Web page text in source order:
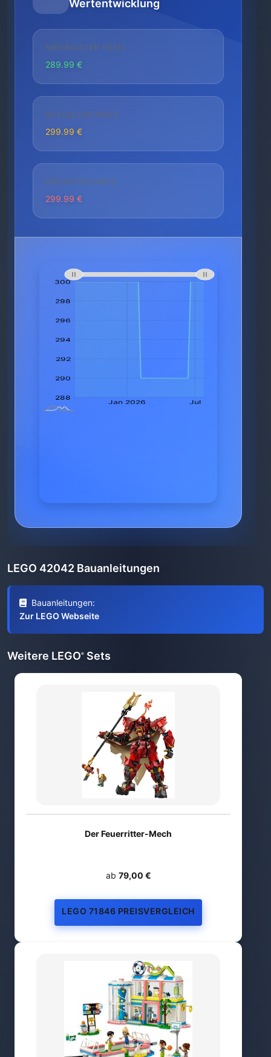
Wertentwicklung
NIEDRIGSTER PREIS
289.99 €
AKTUELLER PREIS
299.99 €
HÖCHSTER PREIS
299.99 €
LEGO 42042 Bauanleitungen
Bauanleitungen:
Zur LEGO Webseite
Weitere LEGO® Sets
Der Feuerritter-Mech
ab 79,00 €
LEGO 71846 PREISVERGLEICH